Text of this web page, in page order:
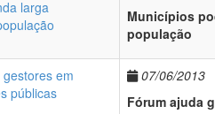
Municípios
população
07/06/2013
Fórum ajuda